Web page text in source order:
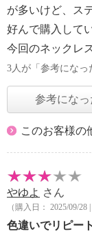
が多いけど、ス
好んで購入して
今回のネックレ
3人が「参考になっ
参考になっ
このお客様の
やゆよ さん
（購入日： 2025/09/28
色違いでリピート